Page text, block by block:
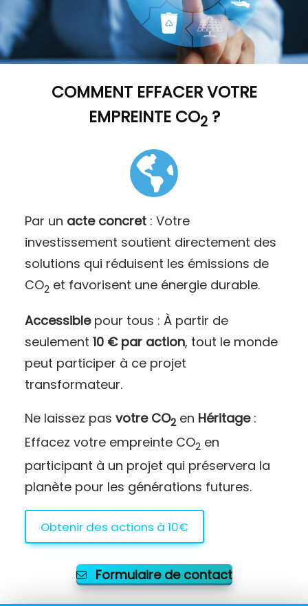
COMMENT EFFACER VOTRE
EMPREINTE CO2?
Par un acte concret: Votre
investissement soutient directement des
solutions qui réduisent les émissions de
CO2 et favorisent une énergie durable.
Accessiblepour tous : À partir de
seulement 10 € par action, tout le monde
peut participer à ce projet
transformateur.
Ne laissez pas votre CO2en Héritage:
Effacez votre empreinte CO2 en
participant à un projet qui préservera la
planète pour les générations futures.
Obtenir des actions à 10€
Formulaire de contact